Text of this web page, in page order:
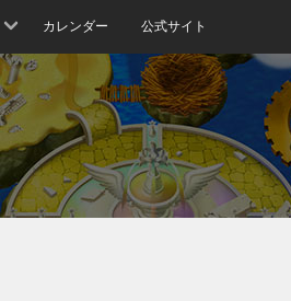
カレンダー 公式サイト